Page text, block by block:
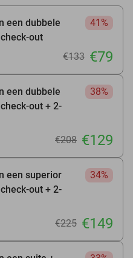
een dubbele
out
41%
€133 €79
een dubbele
out + 2-
38%
€208 €129
een superior
out + 2-
34%
€225 €149